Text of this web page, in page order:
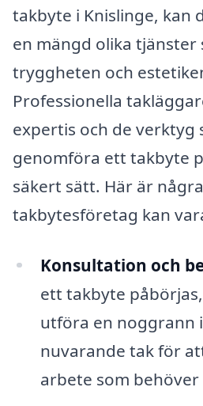
takbyte i Knislinge, kan
en mängd olika
tryggheten och
Professionella
expertis och de verktyg
genomföra ett takbyte
säkert sätt. Här är
takbytesföretag kan
Konsultation och
ett takbyte
utföra en noggrann
nuvarande tak för
arbete som behöver